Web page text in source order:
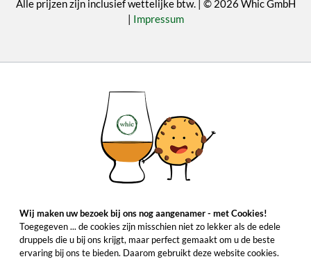
Alle prijzen zijn inclusief wettelijke btw. | © 2026 Whic GmbH
| Impressum
Wij maken uw bezoek bij ons nog aangenamer - met Cookies!
Toegegeven ... de cookies zijn misschien niet zo lekker als de edele
druppels die u bij ons krijgt, maar perfect gemaakt om u de beste
ervaring bij ons te bieden. Daarom gebruikt deze website cookies.